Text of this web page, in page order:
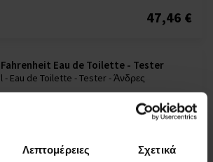
Λεπτομέρειες Σχετικά
47,46 €
Eau de Toilette - Tester
- Eau de Toilette - Tester - Άνδρες